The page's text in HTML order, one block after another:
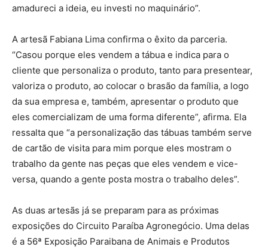
amadureci a ideia, eu investi no maquinário”.
A artesã Fabiana Lima confirma o êxito da parceria.
“Casou porque eles vendem a tábua e indica para o
cliente que personaliza o produto, tanto para presentear,
valoriza o produto, ao colocar o brasão da família, a logo
da sua empresa e, também, apresentar o produto que
eles comercializam de uma forma diferente”, afirma. Ela
ressalta que “a personalização das tábuas também serve
de cartão de visita para mim porque eles mostram o
trabalho da gente nas peças que eles vendem e vice-
versa, quando a gente posta mostra o trabalho deles”.
As duas artesãs já se preparam para as próximas
exposições do Circuito Paraíba Agronegócio. Uma delas
é a 56ª Exposição Paraibana de Animais e Produtos